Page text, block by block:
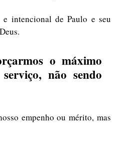
intencional de Paulo e seu
o máximo
não sendo
empenho ou mérito, mas